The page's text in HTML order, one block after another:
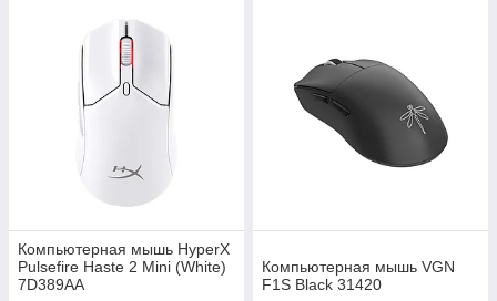
Компьютерная мышь HyperX
Pulsefire Haste 2 Mini (White)
7D389AA
Компьютерная мышь VGN
F1S Black 31420